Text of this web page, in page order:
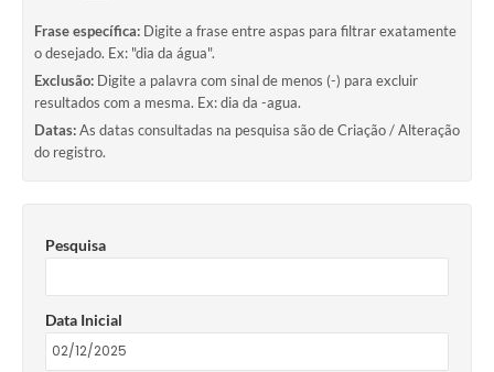
Frase específica: Digite a frase entre aspas para filtrar exatamente
o desejado. Ex: "dia da água".
Exclusão: Digite a palavra com sinal de menos (-) para excluir
resultados com a mesma. Ex: dia da -agua.
Datas:As datas consultadas na pesquisa são de Criação / Alteração
do registro.
Pesquisa
Data Inicial